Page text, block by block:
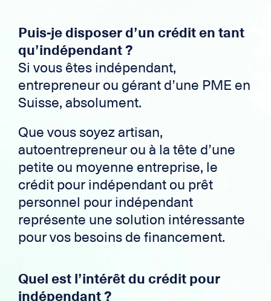
Puis-je disposer d’un crédit en tant
qu’indépendant ?
Si vous êtes indépendant,
entrepreneur ou gérant d’une PME en
Suisse, absolument.
Que vous soyez artisan,
autoentrepreneur ou à la tête d’une
petite ou moyenne entreprise, le
crédit pour indépendant ou prêt
personnel pour indépendant
représente une solution intéressante
pour vos besoins de financement.
Quel est l’intérêt du crédit pour
indépendant ?